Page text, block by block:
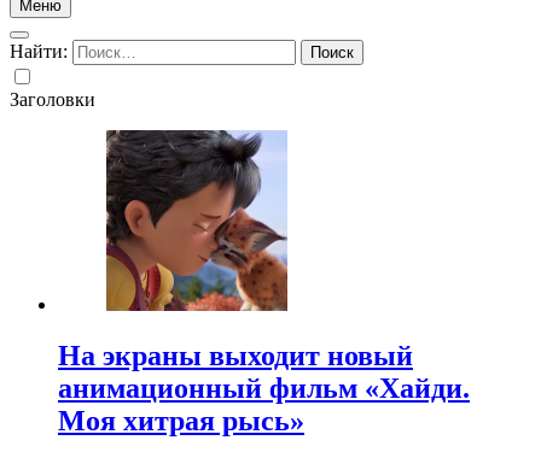
Меню
Найти:
Заголовки
На экраны выходит новый
анимационный фильм «Хайди.
Моя хитрая рысь»